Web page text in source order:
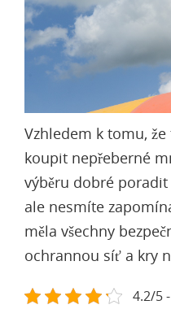
Vzhledem k tomu,
koupit nepřeberné
výběru dobré
ale nesmíte
měla všechny
ochrannou síť a kry
4.2/5